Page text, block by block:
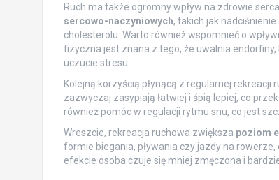
Ruch ma także ogromny wpływ na zdrowie
sercowo-naczyniowych, takich jak
cholesterolu. Warto również wspomnieć o
fizyczna jest znana z tego, że uwalnia
uczucie stresu.
Kolejną korzyścią płynącą z regularnej rekreacji
zazwyczaj zasypiają łatwiej i śpią lepiej, co
również pomóc w regulacji rytmu snu, co jest
Wreszcie, rekreacja ruchowa zwiększa poziom
formie biegania, pływania czy jazdy na
efekcie osoba czuje się mniej zmęczona i